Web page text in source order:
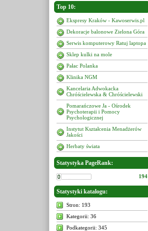
Top 10:
Ekspresy Kraków - Kawoserwis.pl
Dekoracje balonowe Zielona Góra
Serwis komputerowy Ratuj laptopa
Sklep kulki na mole
Pałac Polanka
Klinika NGM
Kancelaria Adwokacka
Chróścielewska & Chróścielewski
Pomarańczowe Ja - Ośrodek
Psychoterapii i Pomocy
Psychologicznej
Instytut Kształcenia Menadżerów
Jakości
Herbaty świata
Statystyka PageRank:
194
Statystyki katalogu:
Stron: 193
Kategorii: 36
Podkategorii: 345